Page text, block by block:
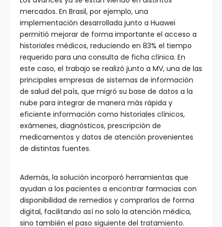
mercados. En Brasil, por ejemplo, una
implementación desarrollada junto a Huawei
permitió mejorar de forma importante el acceso a
historiales médicos, reduciendo en 83% el tiempo
requerido para una consulta de ficha clínica. En
este caso, el trabajo se realizó junto a MV, una de las
principales empresas de sistemas de información
de salud del país, que migró su base de datos a la
nube para integrar de manera más rápida y
eficiente información como historiales clínicos,
exámenes, diagnósticos, prescripción de
medicamentos y datos de atención provenientes
de distintas fuentes.
Además, la solución incorporó herramientas que
ayudan a los pacientes a encontrar farmacias con
disponibilidad de remedios y comprarlos de forma
digital, facilitando así no solo la atención médica,
sino también el paso siguiente del tratamiento.